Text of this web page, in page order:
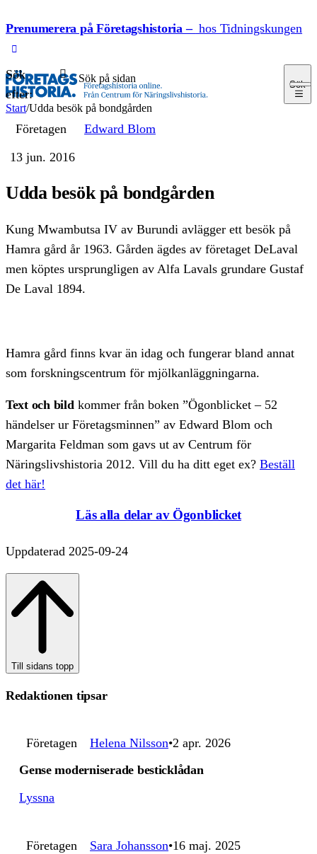
Prenumerera på Företagshistoria – hos Tidningskungen
Sök
efter:
Sök
Start/Udda besök på bondgården
Företagen
Edward Blom
13 jun. 2016
Udda besök på bondgården
Kung Mwambutsa IV av Burundi avlägger ett besök på
Hamra gård år 1963. Gården ägdes av företaget DeLaval
men köptes ursprungligen av Alfa Lavals grundare Gustaf
De Laval 1894.
Hamra gård finns kvar än idag och fungerar bland annat
som forskningscentrum för mjölkanläggningarna.
Text och bildkommer från boken ”Ögonblicket – 52
händelser ur Företagsminnen” av Edward Blom och
Margarita Feldman som gavs ut av Centrum för
Näringslivshistoria 2012. Vill du ha ditt eget ex? Beställ
det här!
Läs alla delar av Ögonblicket
Uppdaterad 2025-09-24
Till sidans topp
Redaktionen tipsar
Företagen Helena Nilsson 2 apr. 2026
Gense moderniserade besticklådan
Lyssna
Företagen Sara Johansson 16 maj. 2025